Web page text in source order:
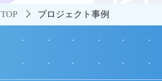
アクセス
TOP プロジェクト事例